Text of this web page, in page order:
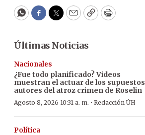
WhatsApp
Facebook
Twitter
EmailCopyPrint
Últimas Noticias
Nacionales
¿Fue todo planificado? Videos
muestran el actuar de los supuestos
autores del atroz crimen de Roselin
Agosto 8, 2026 10:31 a. m. · Redacción ÚH
Política